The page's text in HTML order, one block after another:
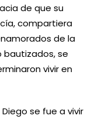
de que su
compartiera
de la
bautizados, se
vivir en
Diego se fue a vivir